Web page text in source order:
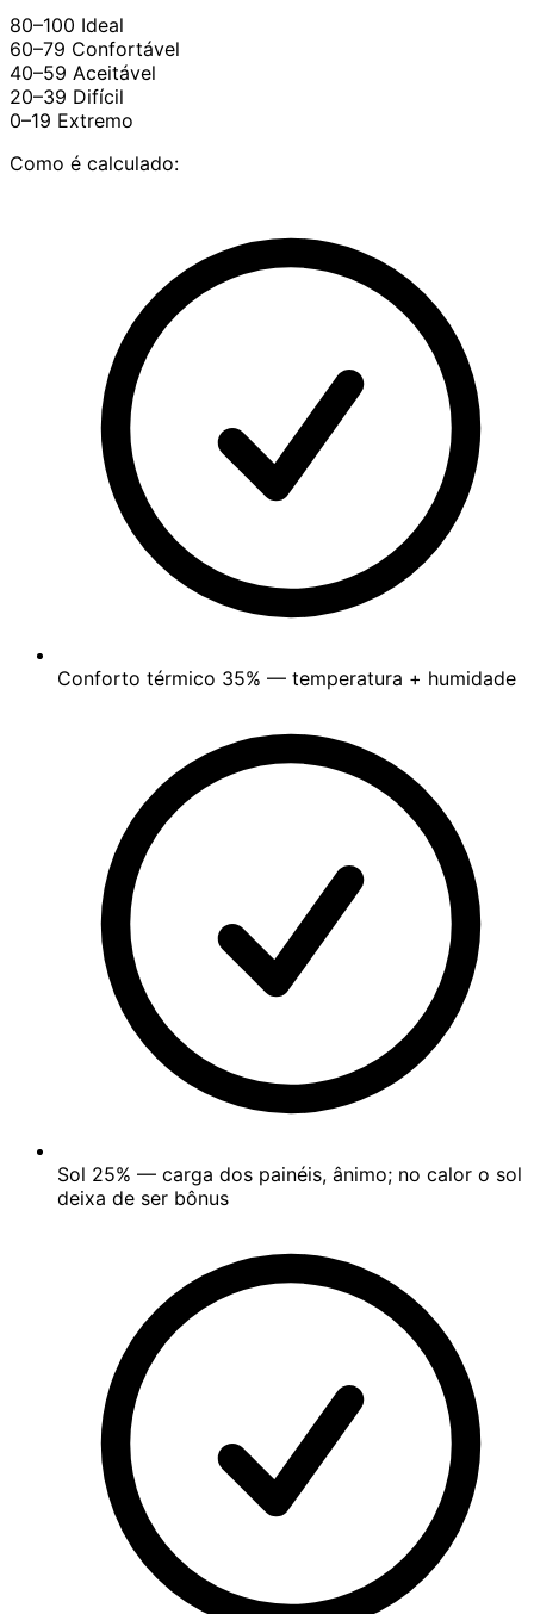
80–100 Ideal
60–79 Confortável
40–59 Aceitável
20–39 Difícil
0–19 Extremo
Como é calculado:
Conforto térmico 35% — temperatura + humidade
Sol 25% — carga dos painéis, ânimo; no calor o sol
deixa de ser bônus